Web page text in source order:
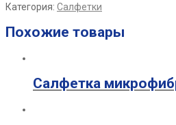
Категория: Салфетки
Похожие товары
Салфетка